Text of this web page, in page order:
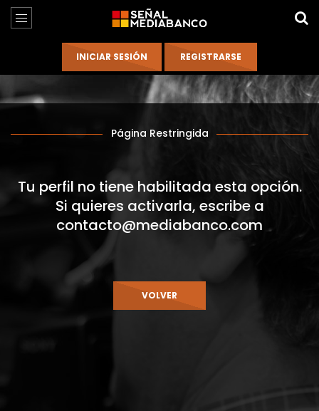
Página Restringida
Tu perfil no tiene habilitada esta opción.
Si quieres activarla, escribe a
contacto@mediabanco.com